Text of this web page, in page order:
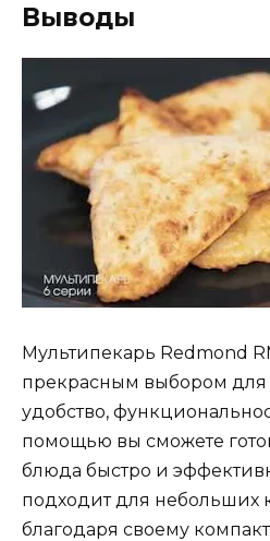
Выводы
Мультипекарь Redmond
прекрасным выбором для
удобство,
помощью вы сможете
блюда быстро и
подходит для небольших
благодаря своему